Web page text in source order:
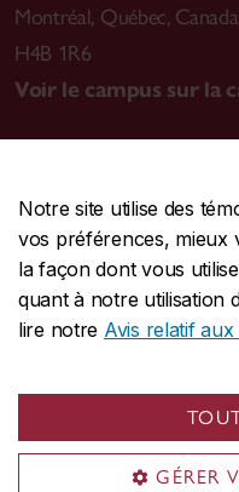
Notre site utilise des
vos préférences, mieux
la façon dont vous
quant à notre utilisation
lire notre Avis relatif aux
GÉRER
Montréal, Québec, Canada
H4B 1R6
Voir le campus sur la
CENTRALE514-848-
URGENCE514-848-
Protection et prévention |
Conditions d'utilisation |
© Université Concordia.